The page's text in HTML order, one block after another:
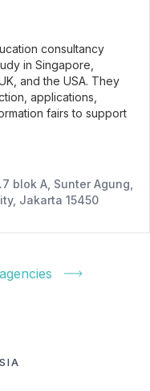
consultancy
in Singapore,
and the USA. They
applications,
fairs to support
blok A, Sunter Agung,
Jakarta 15450